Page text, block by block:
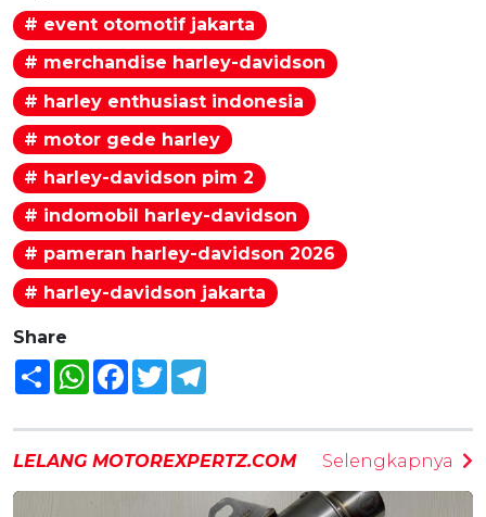
# event otomotif jakarta
# merchandise harley-davidson
# harley enthusiast indonesia
# motor gede harley
# harley-davidson pim 2
# indomobil harley-davidson
# pameran harley-davidson 2026
# harley-davidson jakarta
Share
Share WhatsAppFacebook
Twitter
LELANG MOTOREXPERTZ.COM Selengkapnya